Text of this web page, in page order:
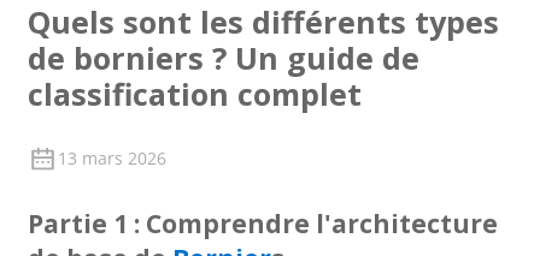
Quels sont les différents types
de borniers ? Un guide de
classification complet
13 mars 2026
Partie 1 : Comprendre l'architecture